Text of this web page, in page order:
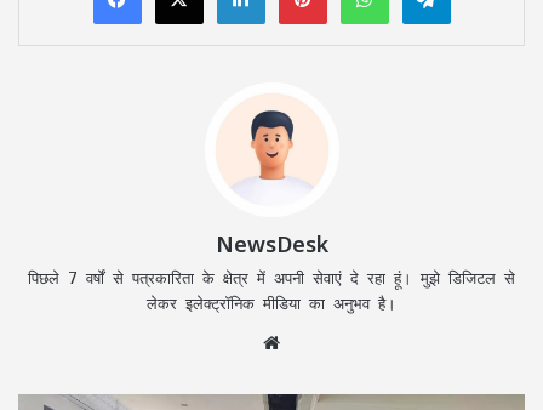
NewsDesk
पिछले 7 वर्षों से पत्रकारिता के क्षेत्र में अपनी सेवाएं दे रहा हूं। मुझे डिजिटल से
लेकर इलेक्ट्रॉनिक मीडिया का अनुभव है।